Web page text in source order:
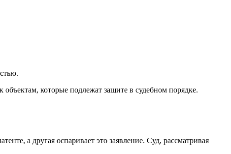
которые подлежат защите в судебном порядке.
а другая оспаривает это заявление. Суд, рассматривая